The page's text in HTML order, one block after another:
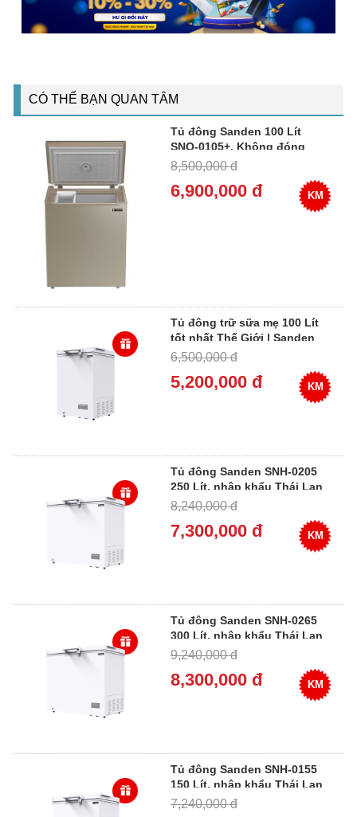
CÓ THỂ BẠN QUAN TÂM
Tủ đông Sanden 100 Lít
SNQ-0105+, Không đóng
tuyết 99%. Cao cấp
8,500,000 đ
6,900,000 đ KM
Tủ đông trữ sữa mẹ 100 Lít
tốt nhất Thế Giới | Sanden
SNH-0105
6,500,000 đ
5,200,000 đ KM
Tủ đông Sanden SNH-0205
250 Lít, nhập khẩu Thái Lan
8,240,000 đ
7,300,000 đ KM
Tủ đông Sanden SNH-0265
300 Lít, nhập khẩu Thái Lan
9,240,000 đ
8,300,000 đ KM
Tủ đông Sanden SNH-0155
150 Lít, nhập khẩu Thái Lan
7,240,000 đ